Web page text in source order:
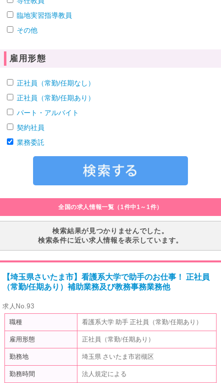
臨地実習指導教員
その他
雇用形態
正社員（常勤/任期なし）
正社員（常勤/任期あり）
パート・アルバイト
契約社員
業務委託
全国の求人情報一覧（1件中1～1件）
検索結果が見つかりませんでした。
検索条件に近い求人情報を表示しています。
【埼玉県さいたま市】看護系大学で助手のお仕事！ 正社員
（常勤/任期あり）補助業務及び教務事務業務他
求人No.93
職種 看護系大学 助手 正社員（常勤/任期あり）
雇用形態 正社員（常勤/任期あり）
勤務地 埼玉県 さいたま市岩槻区
勤務時間 法人規定による